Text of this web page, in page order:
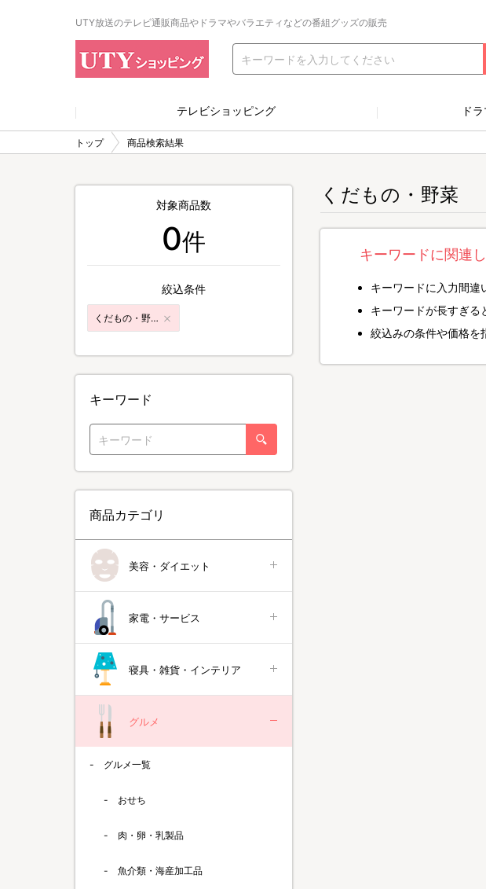
UTY放送のテレビ通販商品やドラマやバラエティなどの番組グッズの販売
テレビショッピング ド
トップ 商品検索結果
くだもの・野菜
キーワードに関連
キーワードに入力間違
キーワードが長すぎる
絞込みの条件や価格を
対象商品数
0件
絞込条件
くだもの・野菜
キーワード
商品カテゴリ
美容・ダイエット
家電・サービス
寝具・雑貨・インテリア
グルメ
グルメ一覧
おせち
肉・卵・乳製品
魚介類・海産加工品